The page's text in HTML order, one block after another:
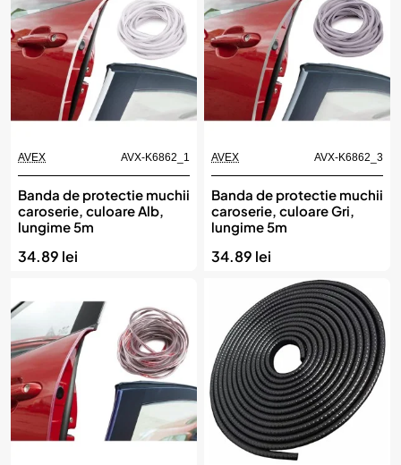
AVEX AVX-K6862_1
Banda de protectie muchii
caroserie, culoare Alb,
lungime 5m
34.89 lei
AVEX AVX-K6862_3
Banda de protectie muchii
caroserie, culoare Gri,
lungime 5m
34.89 lei